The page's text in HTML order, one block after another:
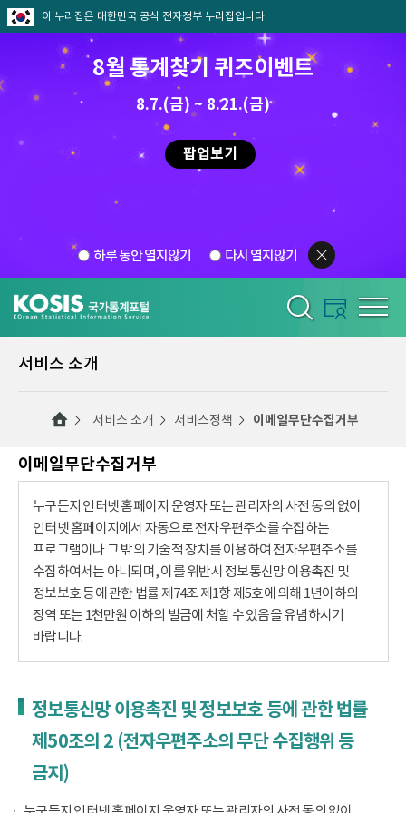
이 누리집은 대한민국 공식 전자정부 누리집입니다.
8월 통계찾기 퀴즈이벤트
8.7.(금) ~ 8.21.(금)
팝업보기
하루 동안 열지않기 다시 열지않기
서비스 소개
서비스 소개 서비스정책 이메일무단수집거부
이메일무단수집거부
누구든지 인터넷 홈페이지 운영자 또는 관리자의 사전 동의 없이
인터넷 홈페이지에서 자동으로 전자우편주소를 수집하는
프로그램이나 그 밖의 기술적 장치를 이용하여 전자우편주소를
수집하여서는 아니되며, 이를 위반시 정보통신망 이용촉진 및
정보보호 등에 관한 법률 제74조 제1항 제5호에 의해 1년이하의
징역 또는 1천만원 이하의 벌금에 처할 수 있음을 유념하시기
바랍니다.
정보통신망 이용촉진 및 정보보호 등에 관한 법률
제50조의 2 (전자우편주소의 무단 수집행위 등
금지)